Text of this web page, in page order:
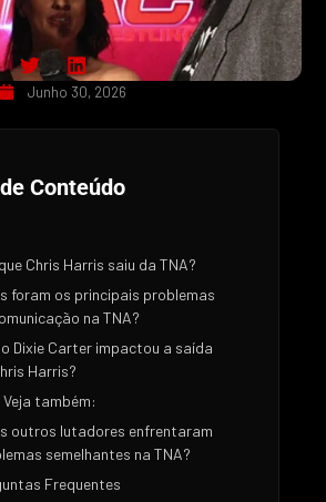
Junho 30, 2026
Conteúdo
Chris Harris saiu da TNA?
foram os principais problemas
na TNA?
Dixie Carter impactou a saída
Harris?
Veja também:
outros lutadores enfrentaram
semelhantes na TNA?
Frequentes